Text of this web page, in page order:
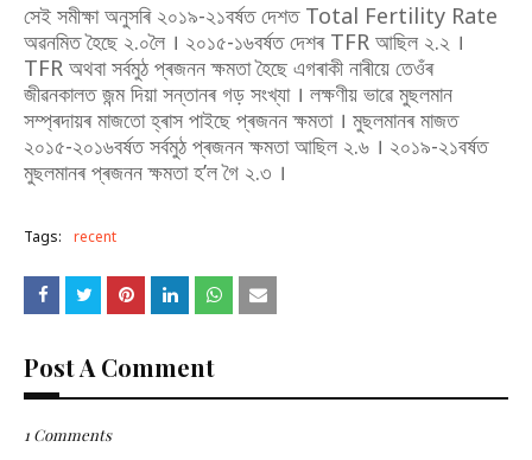
সেই সমীক্ষা অনুসৰি ২০১৯-২১বৰ্ষত দেশত Total Fertility Rate
অৱনমিত হৈছে ২.০লৈ । ২০১৫-১৬বৰ্ষত দেশৰ TFR আছিল ২.২ ।
TFR অথবা সর্বমুঠ প্ৰজনন ক্ষমতা হৈছে এগৰাকী নাৰীয়ে তেওঁৰ
জীৱনকালত জন্ম দিয়া সন্তানৰ গড় সংখ্যা । লক্ষণীয় ভাৱে মুছলমান
সম্প্ৰদায়ৰ মাজতো হ্ৰাস পাইছে প্ৰজনন ক্ষমতা । মুছলমানৰ মাজত
২০১৫-২০১৬বৰ্ষত সর্বমুঠ প্ৰজনন ক্ষমতা আছিল ২.৬ । ২০১৯-২১বৰ্ষত
মুছলমানৰ প্ৰজনন ক্ষমতা হ’ল গৈ ২.৩ ।
Tags: recent
Post A Comment
1 Comments